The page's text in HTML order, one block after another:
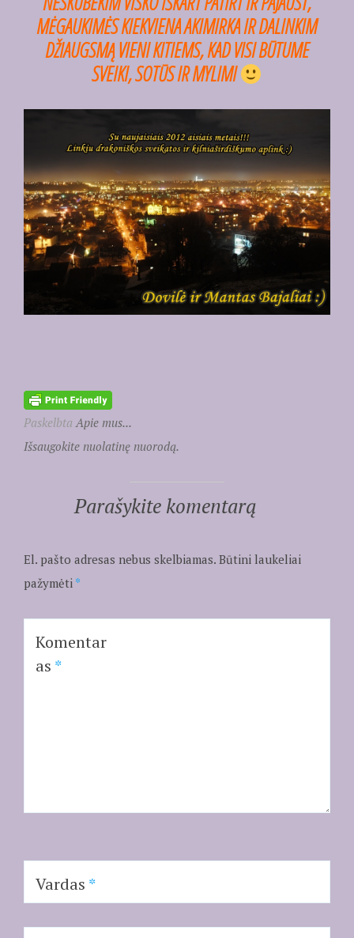
MĖGAUKIMĖS KIEKVIENA AKIMIRKA IR DALINKIM
DŽIAUGSMĄ VIENI KITIEMS, KAD VISI BŪTUME
SVEIKI, SOTŪS IR MYLIMI
PaskelbtaApie mus...
Išsaugokite nuolatinę nuorodą.
Parašykite komentarą
El. pašto adresas nebus skelbiamas. Būtini laukeliai
pažymėti *
Komentar
as *
Vardas *